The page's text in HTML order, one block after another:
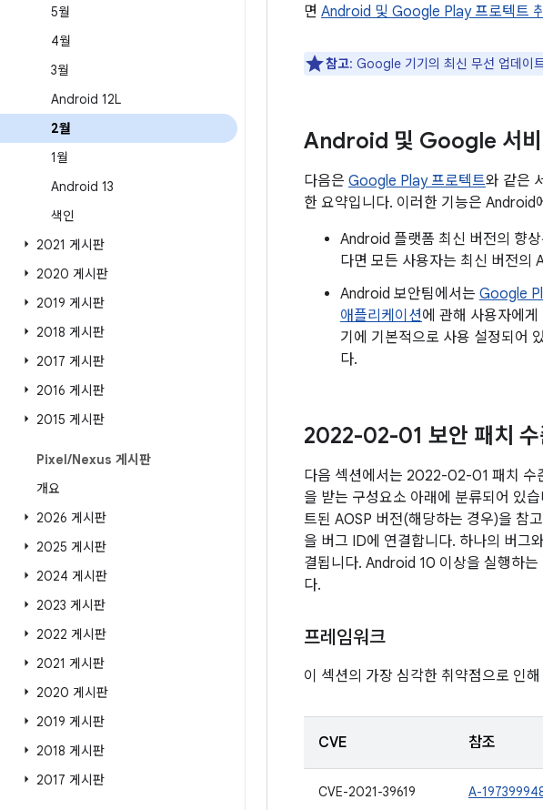
5월
4월
3월
Android 12L
2월
1월
Android 13
색인
2021 게시판
2020 게시판
2019 게시판
2018 게시판
2017 게시판
2016 게시판
2015 게시판
Pixel/Nexus 게시판
개요
2026 게시판
2025 게시판
2024 게시판
2023 게시판
2022 게시판
2021 게시판
2020 게시판
2019 게시판
2018 게시판
2017 게시판
면 Android 및 Google Play 프로텍트
참고: Google 기기의 최신 무선 업데이
Android 및 Google 서비
다음은 Google Play 프로텍트와 같은
한 요약입니다. 이러한 기능은 Android
Android 플랫폼 최신 버전의 향
다면 모든 사용자는 최신 버전의
Android 보안팀에서는 Google
애플리케이션에 관해 사용자에
기에 기본적으로 사용 설정되어
다.
2022-02-01 보안 패치 수
다음 섹션에서는 2022-02-01 패치 수
을 받는 구성요소 아래에 분류되어 있
트된 AOSP 버전(해당하는 경우)을 참
을 버그 ID에 연결합니다. 하나의 버그
결됩니다. Android 10 이상을 실행하
다.
프레임워크
이 섹션의 가장 심각한 취약점으로 인
CVE 참조
CVE-2021-39619 A-